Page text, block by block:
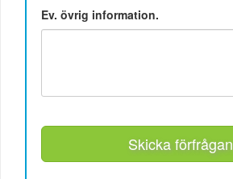
Ev. övrig information.
Skicka förfrågan